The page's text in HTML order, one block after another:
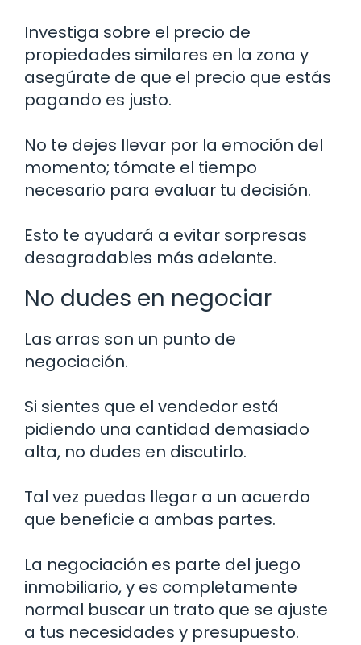
Investiga sobre el precio de
propiedades similares en la zona y
asegúrate de que el precio que estás
pagando es justo.
No te dejes llevar por la emoción del
momento; tómate el tiempo
necesario para evaluar tu decisión.
Esto te ayudará a evitar sorpresas
desagradables más adelante.
No dudes en negociar
Las arras son un punto de
negociación.
Si sientes que el vendedor está
pidiendo una cantidad demasiado
alta, no dudes en discutirlo.
Tal vez puedas llegar a un acuerdo
que beneficie a ambas partes.
La negociación es parte del juego
inmobiliario, y es completamente
normal buscar un trato que se ajuste
a tus necesidades y presupuesto.